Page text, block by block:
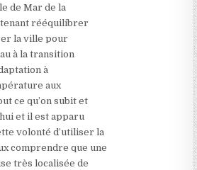
de Mar de la
rééquilibrer
la ville pour
à la transition
à
aux
ce qu’on subit et
et il est apparu
volonté d’utiliser la
comprendre que une
très localisée de